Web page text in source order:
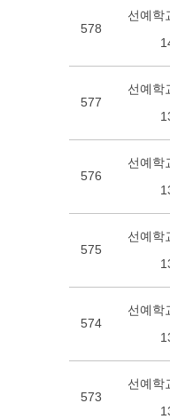
578
선예학
577
선예학
576
선예학
575
선예학
574
선예학
573
선예학